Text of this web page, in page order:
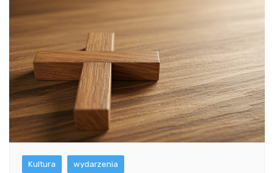
Kultura wydarzenia